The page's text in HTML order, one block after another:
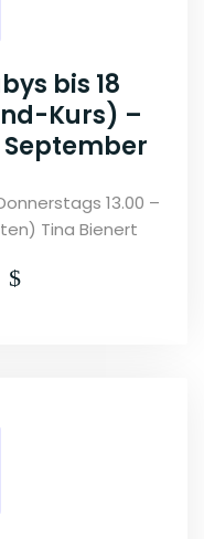
bis 18
Kurs) –
September
13.00 –
Tina Bienert